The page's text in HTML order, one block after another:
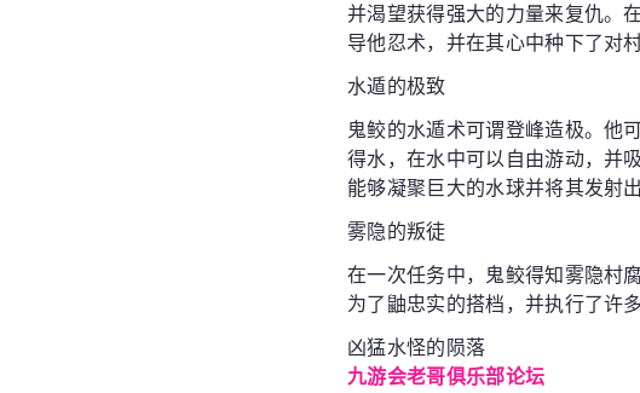
并渴望获得强大的力量来复仇。
导他忍术，并在其心中种下了对
水遁的极致
鬼鲛的水遁术可谓登峰造极。他
得水，在水中可以自由游动，并
能够凝聚巨大的水球并将其发射
雾隐的叛徒
在一次任务中，鬼鲛得知雾隐村
为了鼬忠实的搭档，并执行了许
凶猛水怪的陨落
九游会老哥俱乐部论坛